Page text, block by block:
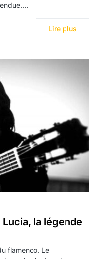
Lire plus
la légende
flamenco. Le